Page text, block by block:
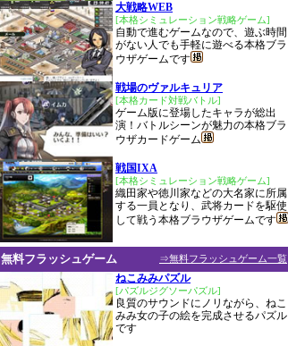
大戦略WEB
[本格シミュレーション戦略ゲーム]
自動で進むゲームなので、遊ぶ時間
がない人でも手軽に遊べる本格ブラ
ウザゲームです
戦場のヴァルキュリア
[本格カード対戦バトル]
ゲーム版に登場したキャラが総出
演！バトルシーンが魅力の本格ブラ
ウザカードゲーム
戦国IXA
[本格シミュレーション戦略ゲーム]
織田家や徳川家などの大名家に所属
する一員となり、武将カードを駆使
して戦う本格ブラウザゲームです
⇒無料フラッシュゲーム一覧
無料フラッシュゲーム
ねこみみパズル
[パズルジグソーパズル]
良質のサウンドにノリながら、ねこ
みみ女の子の絵を完成させるパズル
です